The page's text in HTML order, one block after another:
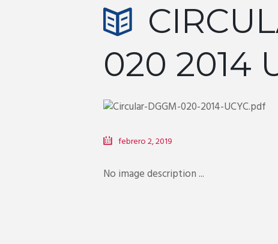
020 2014
febrero 2, 2019
No image description ...